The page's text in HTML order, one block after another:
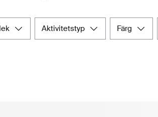
aktivitetstyp färg